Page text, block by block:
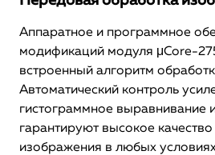
Аппаратное и программное
модификаций модуля μCore-
встроенный алгоритм
Автоматический контроль
гистограммное выравнивание
гарантируют высокое
изображения в любых